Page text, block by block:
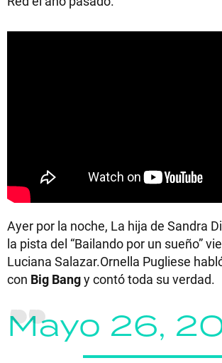
Ayer por la noche, La hija de Sandra
la pista del “Bailando por un sueño”
Luciana Salazar.Ornella Pugliese
con Big Bangy contó toda su verdad.
Mayo 26,